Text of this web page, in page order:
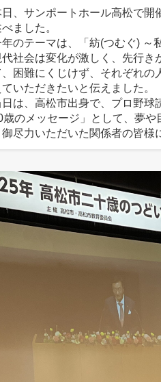
、サンポートホール高松で開
ました。
のテーマは、「紡(つむぐ) ～
社会は変化が激しく、先行き
、困難にくじけず、それぞれ
いただきたいと伝えました。
は、高松市出身で、プロ野球
歳のメッセージ」として、夢
御尽力いただいた関係者の皆様